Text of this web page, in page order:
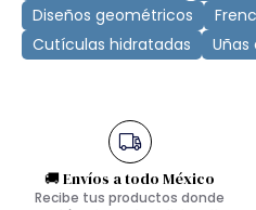
Diseños geométricos
Cutículas hidratadas
Uñas
🚚 Envíos a todo México
Recibe tus productos donde